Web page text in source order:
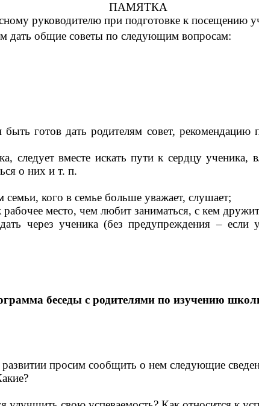
ПАМЯТКА
руководителю при подготовке к посещению
дать общие советы по следующим вопросам:
готов дать родителям совет,
следует вместе искать пути к сердцу
о них и т. п.
кого в семье больше уважает, слушает;
место, чем любит заниматься, с кем
через ученика (без предупреждения –если
беседы с родителями по изучению
просим сообщить о нем следующие